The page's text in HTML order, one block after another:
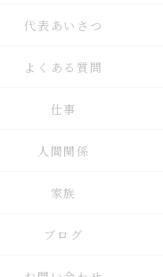
代表あいさつ
よくある質問
仕事
人間関係
家族
ブログ